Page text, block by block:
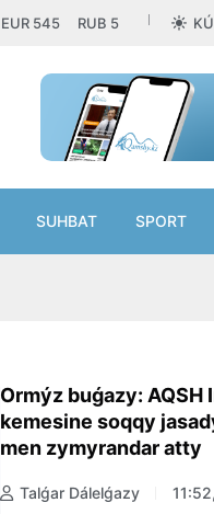
EUR 545 RUB 5
SUHBAT SPORT
Ormýz buǵazy: AQSH
kemesine soqqy
men zymyrandar atty
Talǵar Dálelǵazy